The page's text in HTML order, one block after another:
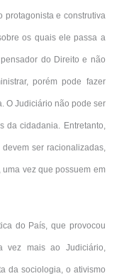
protagonista e construtiva
os quais ele passa a
do Direito e não
porém pode fazer
O Judiciário não pode ser
da cidadania. Entretanto,
ser racionalizadas,
vez que possuem em
do País, que provocou
vez mais ao Judiciário,
da sociologia, o ativismo